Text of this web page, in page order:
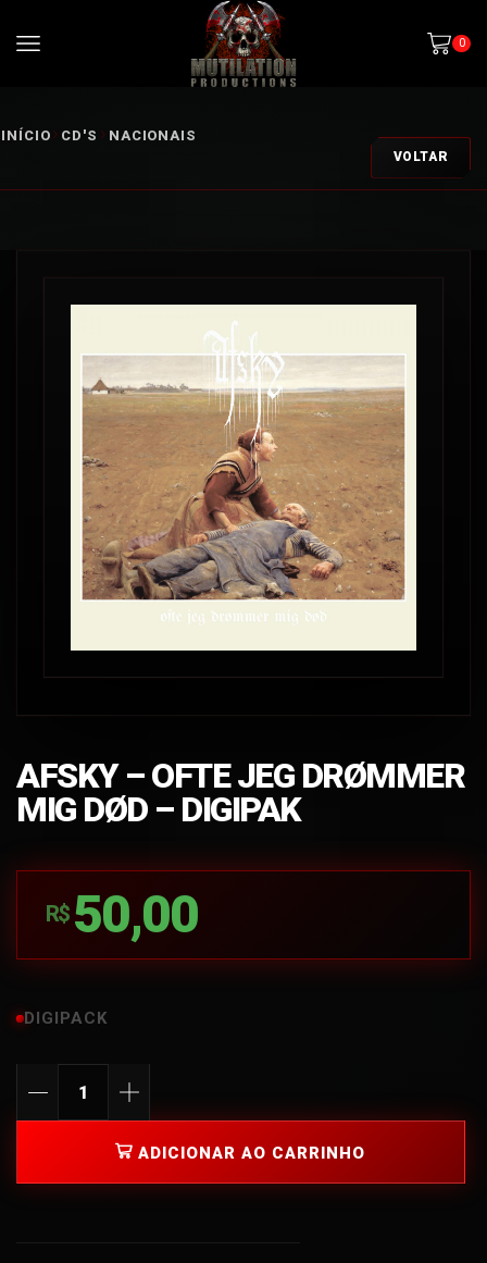
0
INÍCIO CD'S NACIONAIS
VOLTAR
AFSKY – OFTE JEG DRØMMER
MIG DØD – DIGIPAK
R$ 50,00
DIGIPACK
ADICIONAR AO CARRINHO